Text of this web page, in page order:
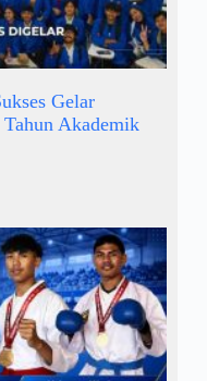
Gelar
Akademik